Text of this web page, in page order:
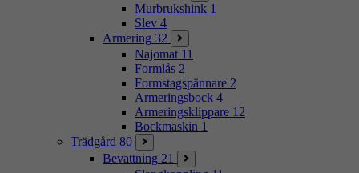
Murbrukshink 1
Slev 4
Armering 32
Najomat 11
Formlås 2
Formstagspännare 2
Armeringsbock 4
Armeringsklippare 12
Bockmaskin 1
Trädgård 80
Bevattning 21